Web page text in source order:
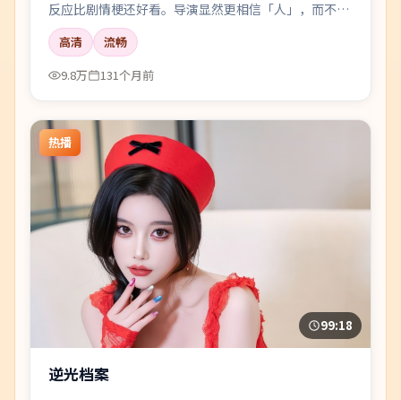
反应比剧情梗还好看。导演显然更相信「人」，而不是
花活。
高清
流畅
9.8万
131个月前
热播
99:18
逆光档案